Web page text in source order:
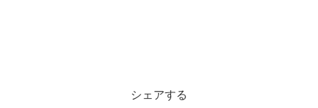
シェアする